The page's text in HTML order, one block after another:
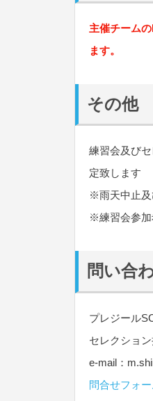
主催チーム
ます。
その他
練習会及び
定致します
※雨天中止及
※練習会参加
問い合
プレジール
セレクショ
e-mail：
問合せフォー